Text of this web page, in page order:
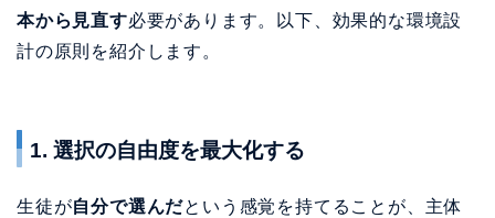
本から見直す必要があります。以下、効果的な環境設
計の原則を紹介します。
1. 選択の自由度を最大化する
生徒が自分で選んだという感覚を持てることが、主体